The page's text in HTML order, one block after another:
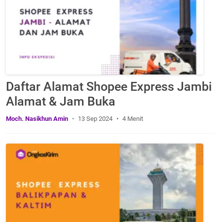
Daftar Alamat Shopee Express Jambi
Alamat & Jam Buka
Moch. Nasikhun Amin 13 Sep 2024 4 Menit